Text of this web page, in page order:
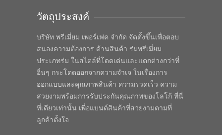
วัตถุประสงค์
บริษัท พรีเมี่ยม เพอร์เฟค จำกัด จัดตั้งขึ้นเพื่อตอบ
สนองความต้องการ ด้านสินค้า ร่มพรีเมี่ยม
ประเภทร่ม ในสไตล์ที่โดดเด่นและแตกต่างกว่าที่
อื่นๆ กระโดดออกจากความจำเจ ในเรื่องการ
ออกแบบและคุณภาพสินค้า ความรวดเร็ว ความ
สวยงามพร้อมการรับประกันคุณภาพของโลโก้ ที่นี่
ที่เดียวเท่านั้น เพื่อแบนด์สินค้าที่สวยงามตามที่
ลูกค้าตั้งใจ